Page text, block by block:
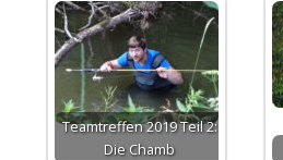
Teamtreffen 2019 Teil 2:
Die Chamb